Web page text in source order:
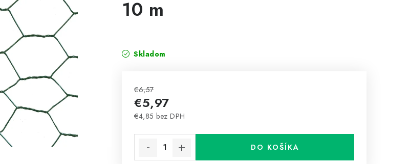
10 m
Skladom
€6,57
€5,97
€4,85 bez DPH
DO KOŠÍKA